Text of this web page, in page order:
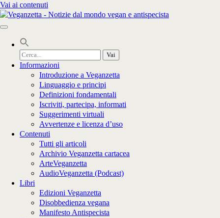
Vai ai contenuti
Cerca
per:
Informazioni
Introduzione a Veganzetta
Linguaggio e principi
Definizioni fondamentali
Iscriviti, partecipa, informati
Suggerimenti virtuali
Avvertenze e licenza d’uso
Contenuti
Tutti gli articoli
Archivio Veganzetta cartacea
ArteVeganzetta
AudioVeganzetta (Podcast)
Libri
Edizioni Veganzetta
Disobbedienza vegana
Manifesto Antispecista